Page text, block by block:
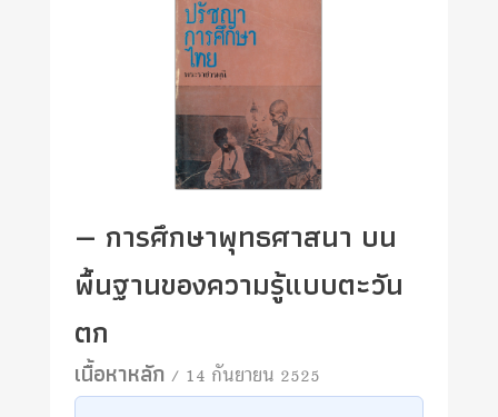
— การศึกษาพุทธศาสนา บน
พื้นฐานของความรู้แบบตะวัน
ตก
เนื้อหาหลัก/ 14 กันยายน 2525